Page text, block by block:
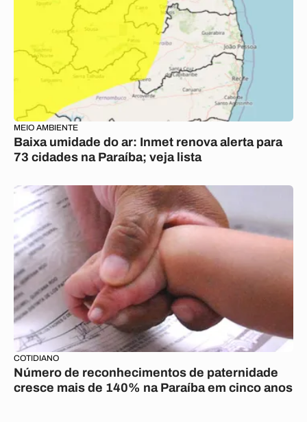
MEIO AMBIENTE
Baixa umidade do ar: Inmet renova alerta para
73 cidades na Paraíba; veja lista
COTIDIANO
Número de reconhecimentos de paternidade
cresce mais de 140% na Paraíba em cinco anos